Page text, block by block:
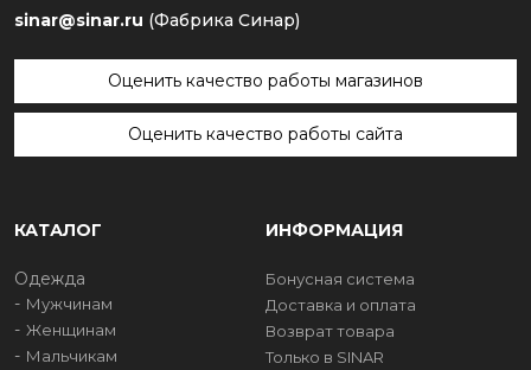
sinar@sinar.ru (Фабрика Синар)
Оценить качество работы магазинов
Оценить качество работы сайта
КАТАЛОГ
Одежда
Мужчинам
Женщинам
Мальчикам
ИНФОРМАЦИЯ
Бонусная система
Доставка и оплата
Возврат товара
Только в SINAR